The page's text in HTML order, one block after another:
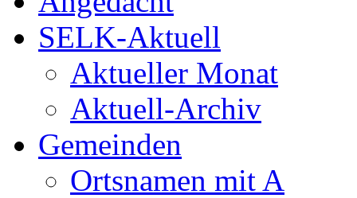
SELK-Aktuell
Aktueller Monat
Aktuell-Archiv
Gemeinden
Ortsnamen mit A